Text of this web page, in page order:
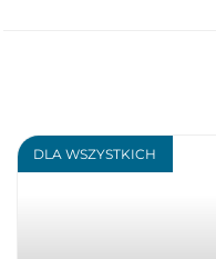
DLA WSZYSTKICH